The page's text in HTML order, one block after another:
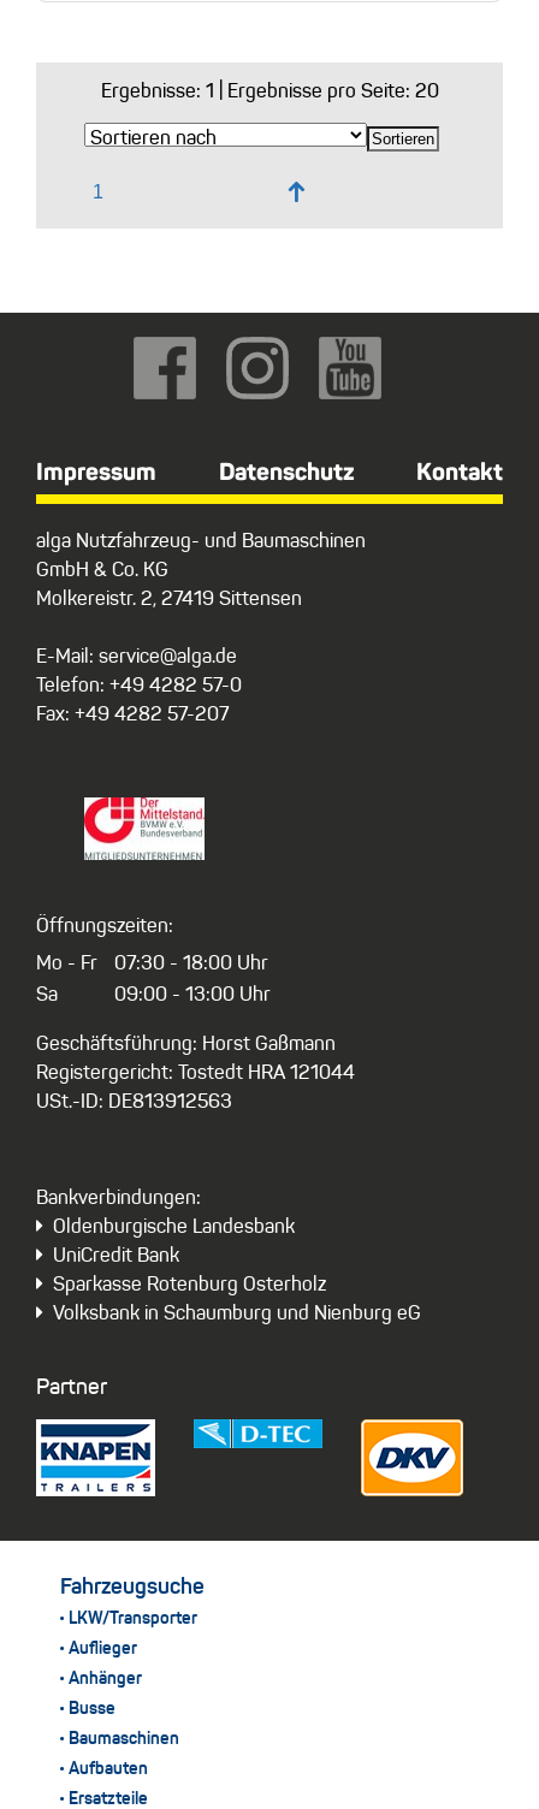
Ergebnisse: 1 | Ergebnisse pro Seite: 20
↑
Impressum Datenschutz Kontakt
alga Nutzfahrzeug- und Baumaschinen
GmbH & Co. KG
Molkereistr. 2, 27419 Sittensen
E-Mail: service@alga.de
Telefon: +49 4282 57-0
Fax: +49 4282 57-207
Öffnungszeiten:
Mo - Fr
Sa
07:30 - 18:00 Uhr
09:00 - 13:00 Uhr
Geschäftsführung: Horst Gaßmann
Registergericht: Tostedt HRA 121044
USt.-ID: DE813912563
Bankverbindungen:
Oldenburgische Landesbank
UniCredit Bank
Sparkasse Rotenburg Osterholz
Volksbank in Schaumburg und Nienburg eG
Partner
Fahrzeugsuche
LKW/Transporter
Auflieger
Anhänger
Busse
Baumaschinen
Aufbauten
Ersatzteile